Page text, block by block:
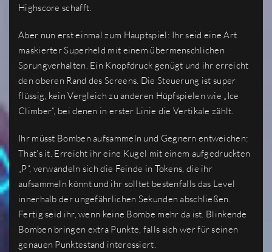
Highscore schafft.
Aber nun erst einmal zum Hauptspiel: Ihr seid eine Art
maskierter Superheld mit einem übermenschlichen
Sprungverhalten. Ein Knopfdruck genügt und ihr erreicht
den oberen Rand des Screens. Die Steuerung ist super
flüssig, kein Vergleich zu anderen Hüpfspielen wie „Ice
Climber“, bei denen in erster Linie die Vertikale zählt.
Ihr müsst Bomben aufsammeln und Gegnern entweichen:
That’s it. Erreicht ihr eine Kugel mit einem aufgedruckten
„P“, verwandeln sich die Feinde in Tokens, die ihr
aufsammeln könnt und ihr solltet bestenfalls das Level
innerhalb der ungefährlichen Sekunden abschließen.
Fertig seid ihr, wenn keine Bombe mehr da ist. Blinkende
Bomben bringen extra Punkte, falls sich wer für seinen
genauen Punktestand interessiert.